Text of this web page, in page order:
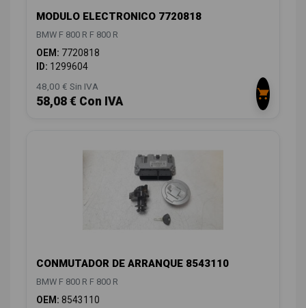
MODULO ELECTRONICO 7720818
BMW F 800 R F 800 R
OEM: 7720818
ID: 1299604
48,00 € Sin IVA
58,08 € Con IVA
CONMUTADOR DE ARRANQUE 8543110
BMW F 800 R F 800 R
OEM: 8543110